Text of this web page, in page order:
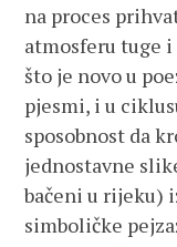
na proces
atmosferu tuge i
što je novo u
pjesmi, i u
sposobnost da
jednostavne
bačeni u rijeku)
simboličke